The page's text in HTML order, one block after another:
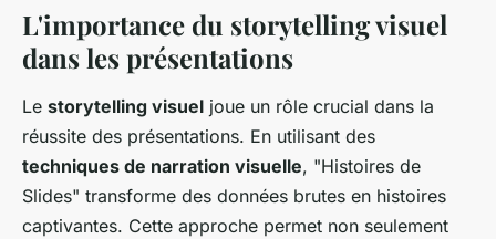
L'importance du storytelling visuel
dans les présentations
Le storytelling visuel joue un rôle crucial dans la
réussite des présentations. En utilisant des
techniques de narration visuelle, "Histoires de
Slides" transforme des données brutes en histoires
captivantes. Cette approche permet non seulement